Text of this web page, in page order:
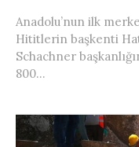
Anadolu’nun ilk
Hititlerin başkenti
Schachner
800...